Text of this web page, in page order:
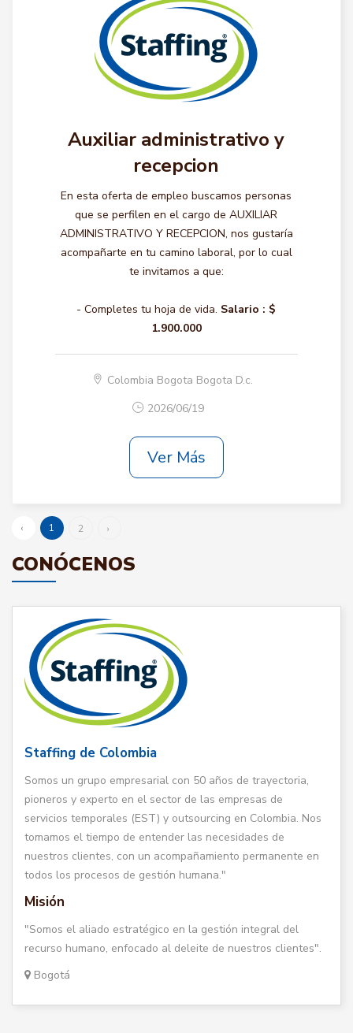
Auxiliar administrativo y
recepcion
En esta oferta de empleo buscamos personas
que se perfilen en el cargo de AUXILIAR
ADMINISTRATIVO Y RECEPCION, nos gustaría
acompañarte en tu camino laboral, por lo cual
te invitamos a que:
- Completes tu hoja de vida. Salario : $
1.900.000
Colombia Bogota Bogota D.c.
2026/06/19
Ver Más
‹ 1 2 ›
CONÓCENOS
Staffing de Colombia
Somos un grupo empresarial con 50 años de trayectoria,
pioneros y experto en el sector de las empresas de
servicios temporales (EST) y outsourcing en Colombia. Nos
tomamos el tiempo de entender las necesidades de
nuestros clientes, con un acompañamiento permanente en
todos los procesos de gestión humana."
Misión
"Somos el aliado estratégico en la gestión integral del
recurso humano, enfocado al deleite de nuestros clientes".
Bogotá